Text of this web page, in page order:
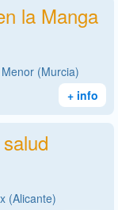
la Manga
(Murcia)
+ info
(Alicante)